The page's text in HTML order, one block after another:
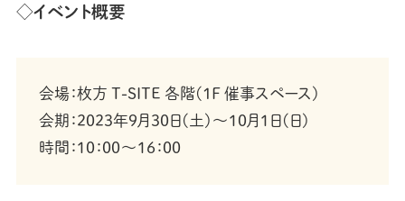
◇イベント概要
会場：枚方 T-SITE 各階(１F 催事スペース)
会期：2023年9月30日(土)～10月1日(日)
時間：10：00～16：00